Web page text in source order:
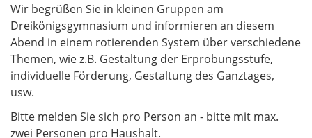
Wir begrüßen Sie in kleinen Gruppen am
Dreikönigsgymnasium und informieren an diesem
Abend in einem rotierenden System über verschiedene
Themen, wie z.B. Gestaltung der Erprobungsstufe,
individuelle Förderung, Gestaltung des Ganztages,
usw.
Bitte melden Sie sich pro Person an - bitte mit max.
zwei Personen pro Haushalt.